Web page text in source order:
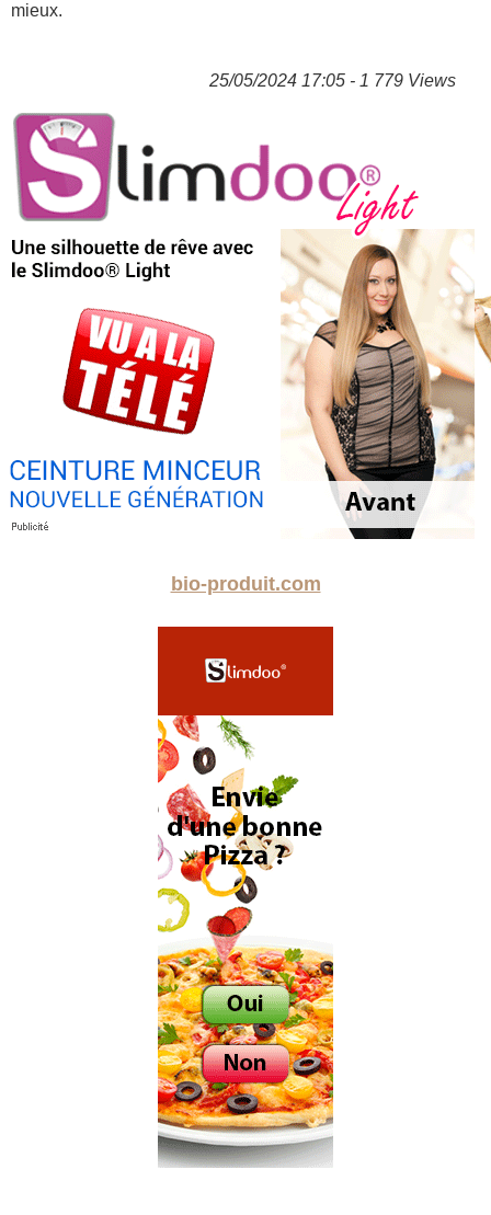
mieux.
25/05/2024 17:05 - 1 779 Views
bio-produit.com